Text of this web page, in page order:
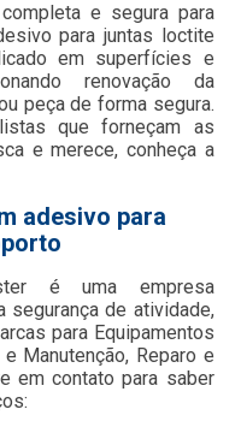
e segura para
para juntas loctite
em superfícies e
renovação da
peça de forma segura.
que forneçam as
e merece, conheça a
adesivo para
é uma empresa
segurança de atividade,
para Equipamentos
Manutenção, Reparo e
em contato para saber